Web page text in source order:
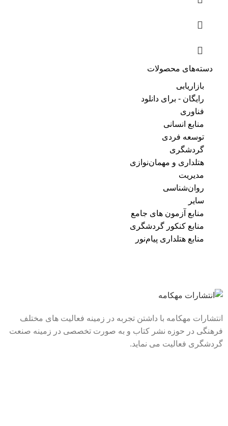
دسته‌های محصولات
بازاریابی
رایگان - برای دانلود
فناوری
منابع انسانی
توسعه فردی
گردشگری
هتلداری و مهمان‌نوازی
مدیریت
روان‌شناسی
سایر
منابع آزمون های جامع
منابع کنکور گردشگری
منابع هتلداری پیام‌نور
انتشارات مهکامه با داشتن تجربه در زمینه فعالیت های مختلف
فرهنگی در حوزه نشر کتاب و به صورت تخصصی در زمینه صنعت
گردشگری فعالیت می نماید.